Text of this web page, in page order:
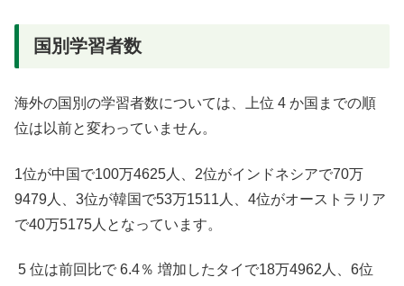
国別学習者数
海外の国別の学習者数については、上位 4 か国までの順
位は以前と変わっていません。
1位が中国で100万4625人、2位がインドネシアで70万
9479人、3位が韓国で53万1511人、4位がオーストラリア
で40万5175人となっています。
5 位は前回比で 6.4％ 増加したタイで18万4962人、6位